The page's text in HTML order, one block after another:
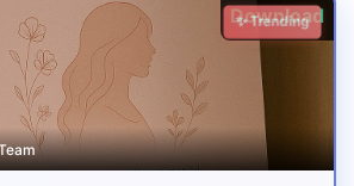
Download
✨ Trending